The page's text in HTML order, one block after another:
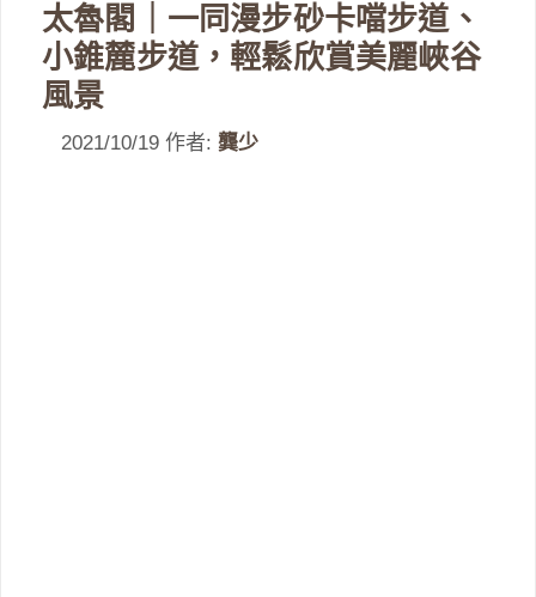
太魯閣｜一同漫步砂卡噹步道、
小錐麓步道，輕鬆欣賞美麗峽谷
風景
2021/10/19 作者: 龔少